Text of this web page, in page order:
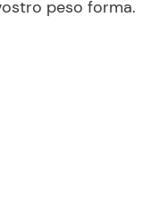
peso forma.